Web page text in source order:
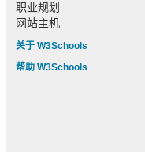
职业规划
网站主机
关于 W3Schools
帮助 W3Schools